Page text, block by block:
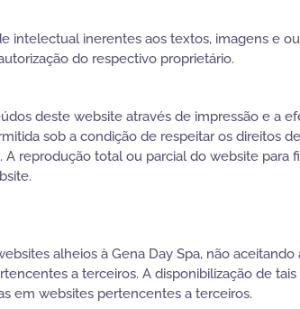
intelectual inerentes aos textos, imagens e
do respectivo proprietário.
deste website através de impressão e a
sob a condição de respeitar os direitos
reprodução total ou parcial do website para
alheios à Gena Day Spa, não
a terceiros. A disponibilização de
em websites pertencentes a terceiros.